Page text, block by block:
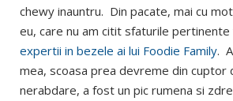
chewy inauntru. Din pacate, mai cu
eu, care nu am citit sfaturile pertinente
expertii in bezele ai lui Foodie Family.
mea, scoasa prea devreme din cuptor
nerabdare, a fost un pic rumena si